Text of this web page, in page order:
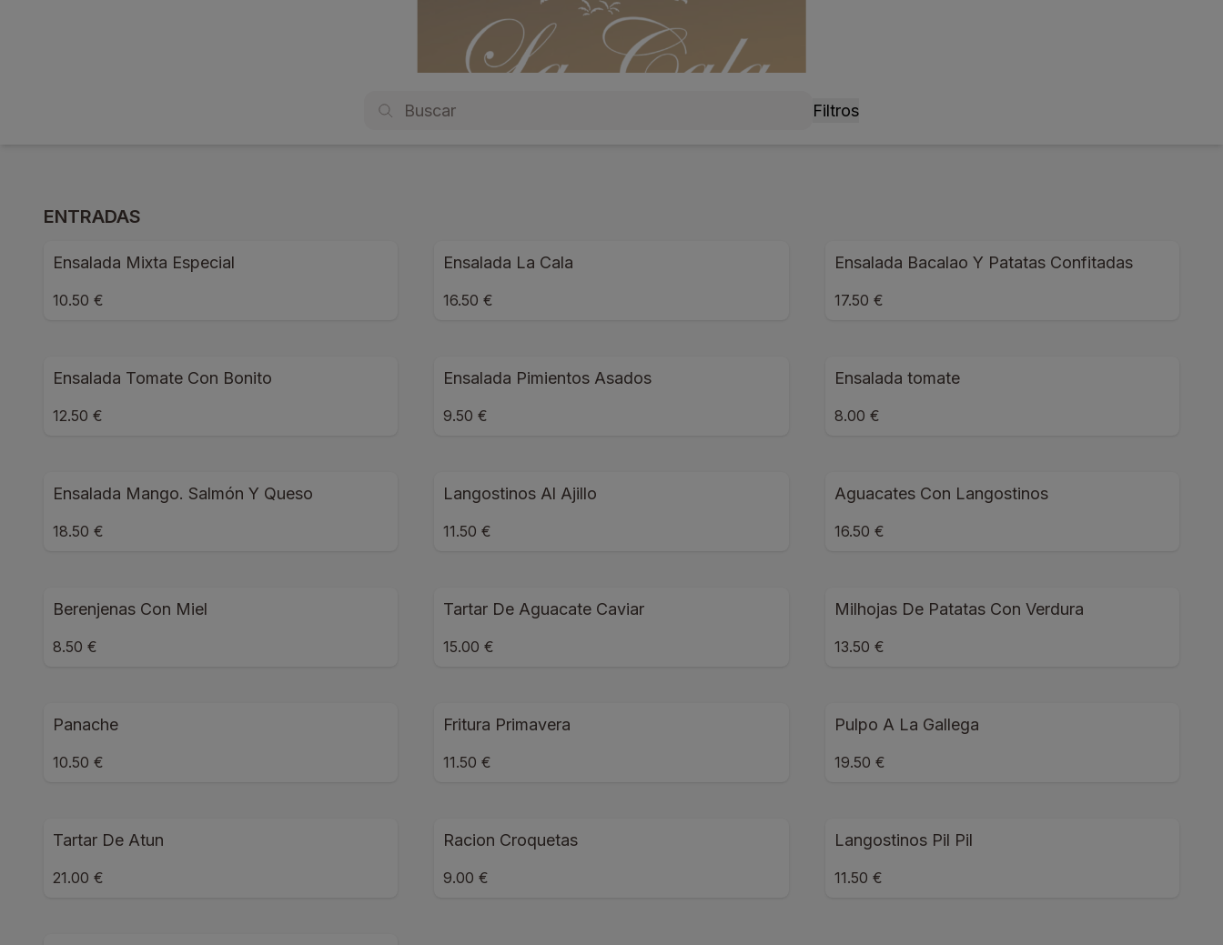
Filtros
ENTRADAS
Ensalada Mixta Especial
10.50 €
Ensalada La Cala
16.50 €
Ensalada Bacalao Y Patatas Confitadas
17.50 €
Ensalada Tomate Con Bonito
12.50 €
Ensalada Pimientos Asados
9.50 €
Ensalada tomate
8.00 €
Ensalada Mango. Salmón Y Queso
18.50 €
Langostinos Al Ajillo
11.50 €
Aguacates Con Langostinos
16.50 €
Berenjenas Con Miel
8.50 €
Tartar De Aguacate Caviar
15.00 €
Milhojas De Patatas Con Verdura
13.50 €
Panache
10.50 €
Fritura Primavera
11.50 €
Pulpo A La Gallega
19.50 €
Tartar De Atun
21.00 €
Racion Croquetas
9.00 €
Langostinos Pil Pil
11.50 €